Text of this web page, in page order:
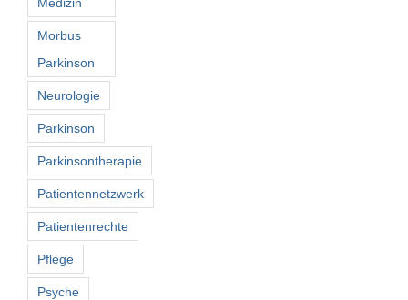
Morbus
Parkinson
Neurologie
Parkinson
Parkinsontherapie
Patientennetzwerk
Patientenrechte
Pflege
Psyche